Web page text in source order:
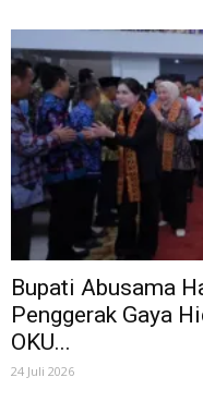
Bupati Abusama
Penggerak Gaya
OKU...
24 Juli 2026